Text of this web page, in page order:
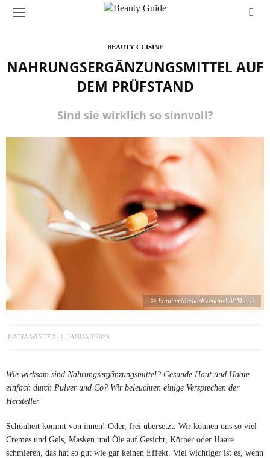
BEAUTY CUISINE
NAHRUNGSERGÄNZUNGSMITTEL AUF
DEM PRÜFSTAND
Sind sie wirklich so sinnvoll?
© PantherMedia/Kzenon-YAYMicro
KATJA WINTER 1. JANUAR 2023
Wie wirksam sind Nahrungsergänzungsmittel? Gesunde Haut und Haare
einfach durch Pulver und Co? Wir beleuchten einige Versprechen der
Hersteller
Schönheit kommt von innen! Oder, frei übersetzt: Wir können uns so viel
Cremes und Gels, Masken und Öle auf Gesicht, Körper oder Haare
schmieren, das hat so gut wie gar keinen Effekt. Viel wichtiger ist es, wenn